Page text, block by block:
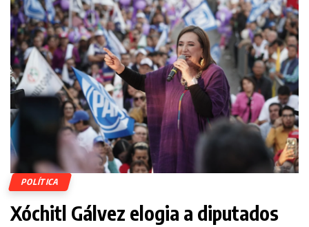
POLÍTICA
Xóchitl Gálvez elogia a diputados